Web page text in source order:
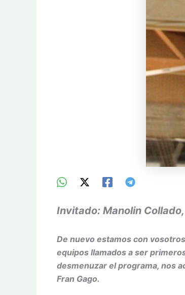
Invitado: Manolin
De nuevo estamos con
equipos llamados a ser
desmenuzar el programa, nos
Fran Gago.